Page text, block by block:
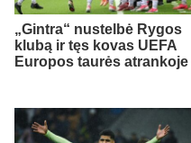
„Gintra“ nustelbė Rygos
klubą ir tęs kovas UEFA
Europos taurės atrankoje